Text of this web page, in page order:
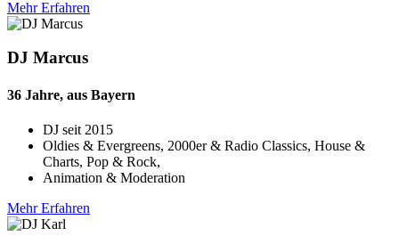
Mehr Erfahren
DJ Marcus
36 Jahre, aus Bayern
DJ seit 2015
Oldies & Evergreens, 2000er & Radio Classics, House &
Charts, Pop & Rock,
Animation & Moderation
Mehr Erfahren